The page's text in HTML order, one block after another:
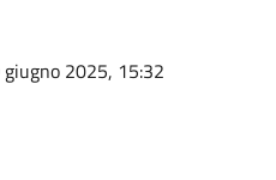
giugno 2025, 15:32